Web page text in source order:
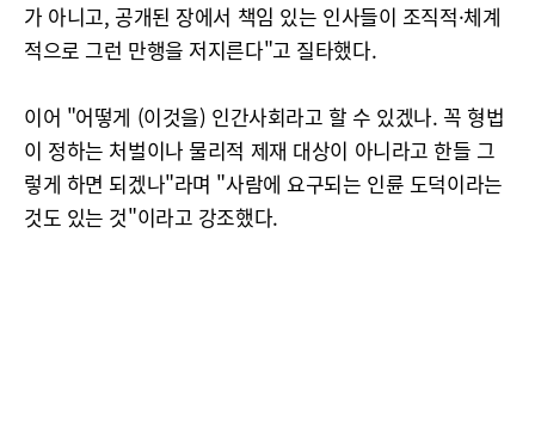
가 아니고, 공개된 장에서 책임 있는 인사들이 조직적·체계
적으로 그런 만행을 저지른다"고 질타했다.
이어 "어떻게 (이것을) 인간사회라고 할 수 있겠나. 꼭 형법
이 정하는 처벌이나 물리적 제재 대상이 아니라고 한들 그
렇게 하면 되겠나"라며 "사람에 요구되는 인륜 도덕이라는
것도 있는 것"이라고 강조했다.